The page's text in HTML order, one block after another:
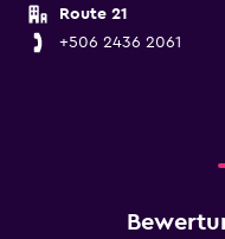
Route 21
+506 2436 2061